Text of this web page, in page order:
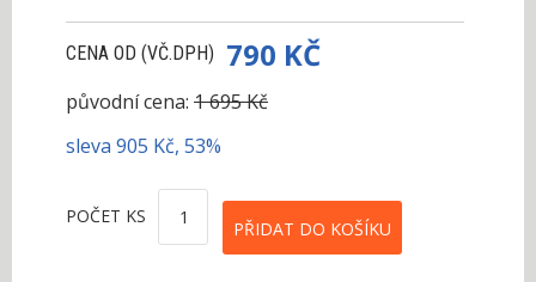
CENA OD (VČ.DPH) 790 KČ
původní cena: 1 695 Kč
sleva 905 Kč, 53%
POČET KS